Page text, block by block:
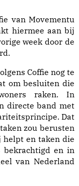
van Movementu
hiermee aan bij
week door de
Coffie nog te
om besluiten die
raken. In
directe band met
Dat
zou berusten
helpt en taken die
en in
van Nederland